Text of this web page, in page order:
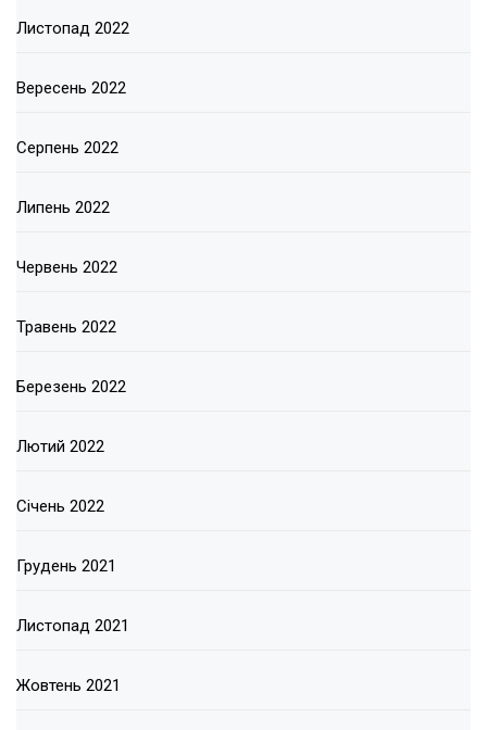
Листопад 2022
Вересень 2022
Серпень 2022
Липень 2022
Червень 2022
Травень 2022
Березень 2022
Лютий 2022
Січень 2022
Грудень 2021
Листопад 2021
Жовтень 2021